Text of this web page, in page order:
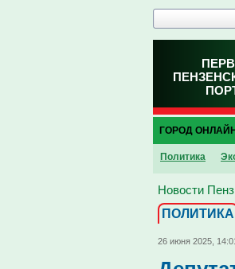
ГОРОД ОНЛАЙН
Политика
Новости
ПОЛИТИКА
26 июня 2025,